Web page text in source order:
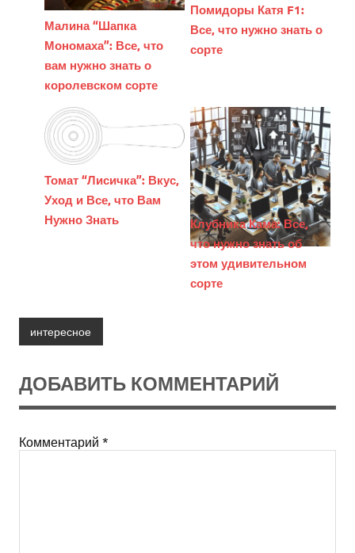
Малина “Шапка
Мономаха”: Все, что
вам нужно знать о
королевском сорте
Помидоры Катя F1:
Все, что нужно знать о
сорте
Томат “Лисичка”: Вкус,
Уход и Все, что Вам
Нужно Знать
Клубника Кама: Все,
что нужно знать об
этом удивительном
сорте
интересное
ДОБАВИТЬ КОММЕНТАРИЙ
Комментарий *